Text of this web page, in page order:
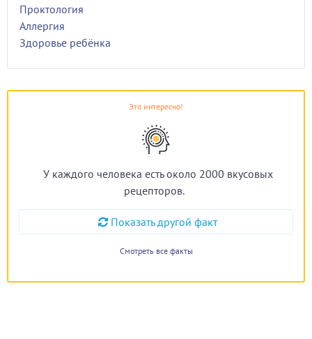
Проктология
Аллергия
Здоровье ребёнка
Это интересно!
У каждого человека есть около 2000 вкусовых
рецепторов.
Показать другой факт
Смотреть все факты